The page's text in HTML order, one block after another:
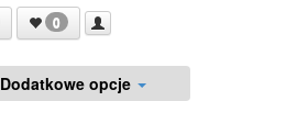
0
Dodatkowe opcje